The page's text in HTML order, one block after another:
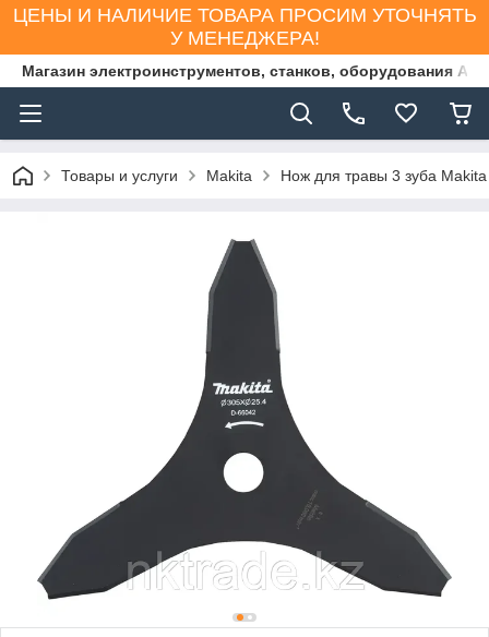
ЦЕНЫ И НАЛИЧИЕ ТОВАРА ПРОСИМ УТОЧНЯТЬ
У МЕНЕДЖЕРА!
Магазин электроинструментов, станков, оборудования
Товары и услуги Makita Нож для травы 3 зуба